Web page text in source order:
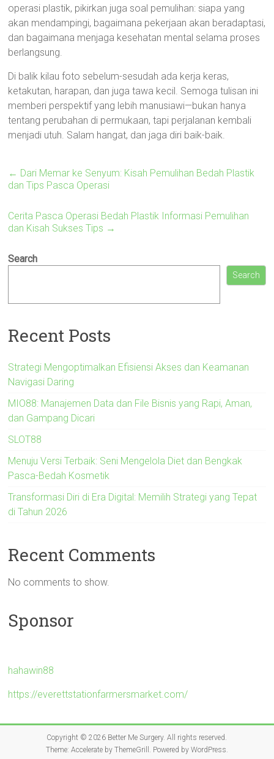
operasi plastik, pikirkan juga soal pemulihan: siapa yang
akan mendampingi, bagaimana pekerjaan akan beradaptasi,
dan bagaimana menjaga kesehatan mental selama proses
berlangsung.
Di balik kilau foto sebelum-sesudah ada kerja keras,
ketakutan, harapan, dan juga tawa kecil. Semoga tulisan ini
memberi perspektif yang lebih manusiawi—bukan hanya
tentang perubahan di permukaan, tapi perjalanan kembali
menjadi utuh. Salam hangat, dan jaga diri baik-baik.
← Dari Memar ke Senyum: Kisah Pemulihan Bedah Plastik
dan Tips Pasca Operasi
Cerita Pasca Operasi Bedah Plastik Informasi Pemulihan
dan Kisah Sukses Tips →
Search
Search
Recent Posts
Strategi Mengoptimalkan Efisiensi Akses dan Keamanan
Navigasi Daring
MIO88: Manajemen Data dan File Bisnis yang Rapi, Aman,
dan Gampang Dicari
SLOT88
Menuju Versi Terbaik: Seni Mengelola Diet dan Bengkak
Pasca-Bedah Kosmetik
Transformasi Diri di Era Digital: Memilih Strategi yang Tepat
di Tahun 2026
Recent Comments
No comments to show.
Sponsor
hahawin88
https://everettstationfarmersmarket.com/
Copyright © 2026 Better Me Surgery. All rights reserved.
Theme: Accelerateby ThemeGrill. Powered by WordPress